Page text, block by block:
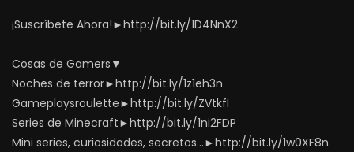
¡Suscríbete Ahora!►http://bit.ly/1D4NnX2
Cosas de Gamers▼
Noches de terror►http://bit.ly/1z1eh3n
Gameplaysroulette►http://bit.ly/ZVtkfI
Series de Minecraft►http://bit.ly/1ni2FDP
Mini series, curiosidades, secretos…►http://bit.ly/1w0XF8n